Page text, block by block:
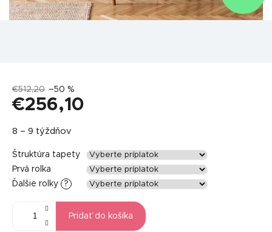
€512,20 –50 %
€256,10
cena:
8 – 9 týždňov
Štruktúra tapety
Prvá rolka
Ďalšie rolky
?
Pridať do košíka